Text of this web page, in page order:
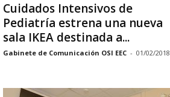
Cuidados Intensivos de
Pediatría estrena una nueva
sala IKEA destinada a...
Gabinete de Comunicación OSI EEC - 01/02/2018